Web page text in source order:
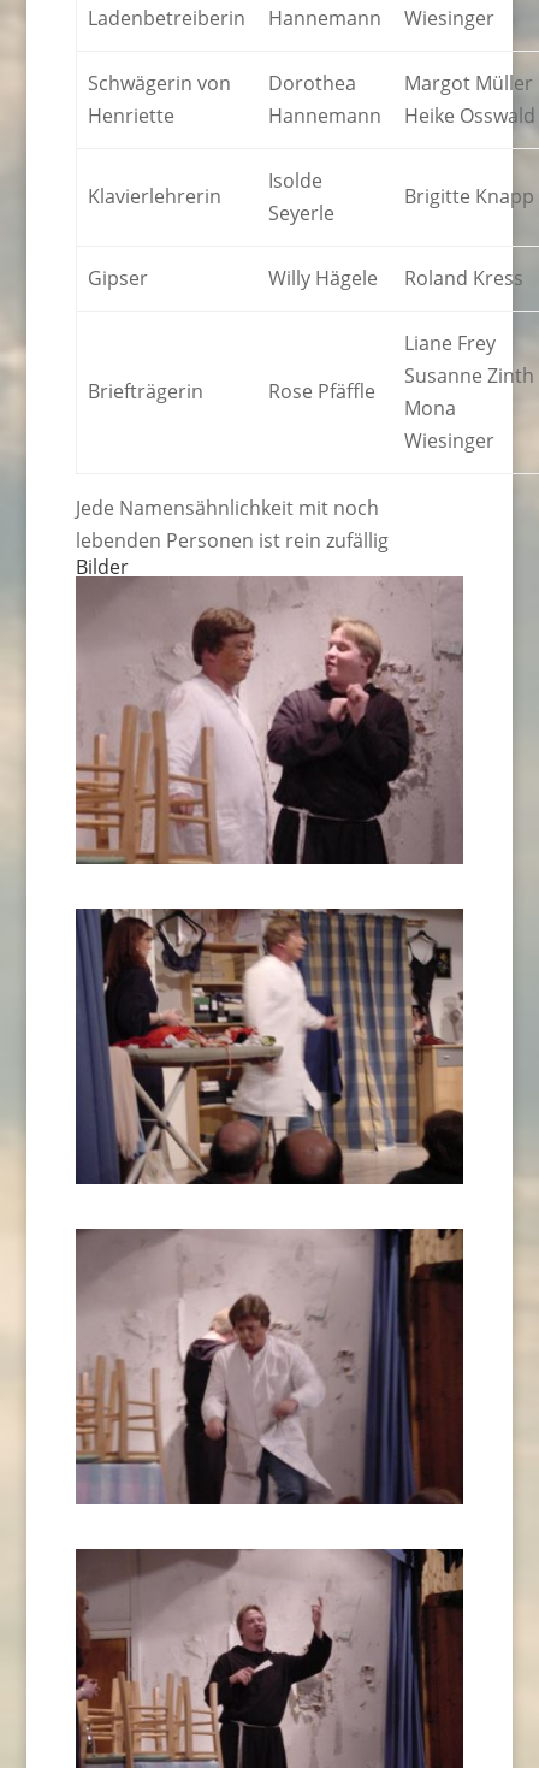
Ladenbetreiberin
Hannemann
Wiesinger
Schwägerin von
Henriette
Dorothea
Hannemann
Margot Müller
Heike Osswald
Klavierlehrerin
Isolde
Seyerle
Brigitte Knapp
Gipser Willy Hägele Roland Kress
Briefträgerin Rose Pfäffle
Liane Frey
Susanne Zinth
Mona
Wiesinger
Jede Namensähnlichkeit mit noch
lebenden Personen ist rein zufällig
Bilder